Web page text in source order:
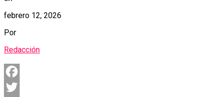
febrero 12, 2026
Por
Redacción
Facebook